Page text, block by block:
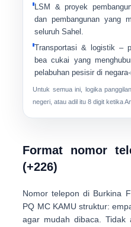
LSM & proyek
dan pembangunan yang
seluruh Sahel.
Transportasi & logistik–
bea cukai yang
pelabuhan pesisir di
Untuk semua ini, logika
negeri, atau adil itu8 digit ketika
Format nomor
(+226)
Nomor telepon di Burkina
PQ MC KAMU struktur:
agar mudah dibaca. Tidak